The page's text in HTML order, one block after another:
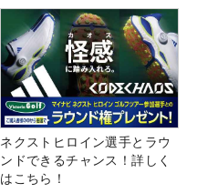
ネクストヒロイン選手とラウ
ンドできるチャンス！詳しく
はこちら！